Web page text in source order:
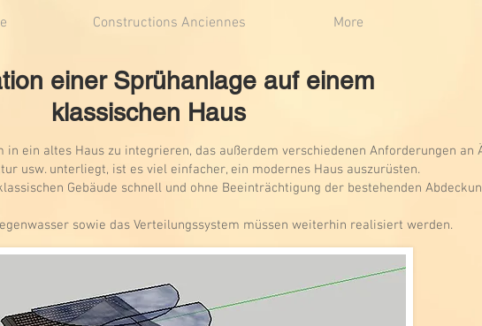
Constructions Anciennes More
einer Sprühanlage auf einem
klassischen Haus
in ein altes Haus zu integrieren, das außerdem verschiedenen Anforderungen an
usw. unterliegt, ist es viel einfacher, ein modernes Haus auszurüsten.
Gebäude schnell und ohne Beeinträchtigung der bestehenden
sowie das Verteilungssystem müssen weiterhin realisiert werden.